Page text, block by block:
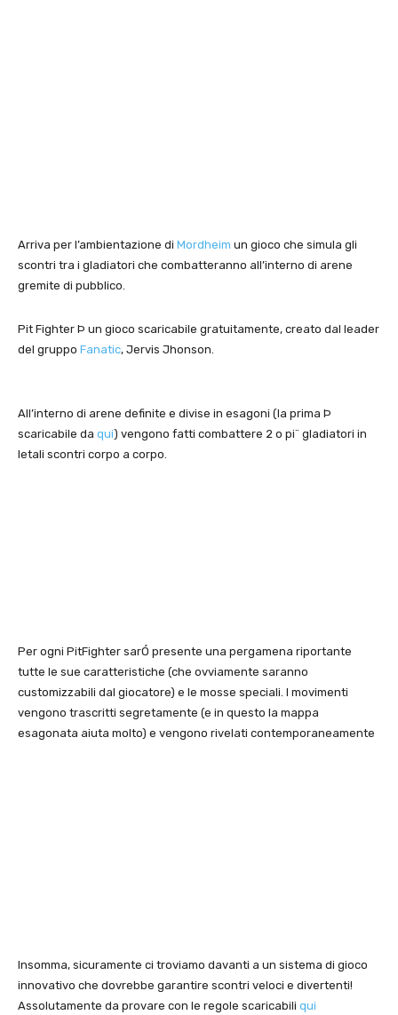
Arriva per l’ambientazione di Mordheim un gioco che simula gli
scontri tra i gladiatori che combatteranno all’interno di arene
gremite di pubblico.
Pit Fighter Þ un gioco scaricabile gratuitamente, creato dal leader
del gruppo Fanatic, Jervis Jhonson.
All’interno di arene definite e divise in esagoni (la prima Þ
scaricabile da qui) vengono fatti combattere 2 o pi¨ gladiatori in
letali scontri corpo a corpo.
Per ogni PitFighter sarÓ presente una pergamena riportante
tutte le sue caratteristiche (che ovviamente saranno
customizzabili dal giocatore) e le mosse speciali. I movimenti
vengono trascritti segretamente (e in questo la mappa
esagonata aiuta molto) e vengono rivelati contemporaneamente
Insomma, sicuramente ci troviamo davanti a un sistema di gioco
innovativo che dovrebbe garantire scontri veloci e divertenti!
Assolutamente da provare con le regole scaricabili qui